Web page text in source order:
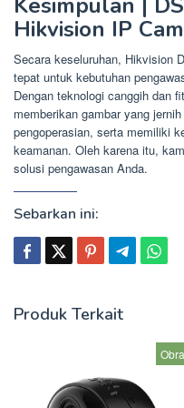
Hikvision IP
Secara keseluruhan, Hikvision
tepat untuk kebutuhan
Dengan teknologi canggih dan
memberikan gambar yang
pengoperasian, serta memiliki
keamanan. Oleh karena itu,
solusi pengawasan Anda.
Sebarkan ini:
Produk Terkait